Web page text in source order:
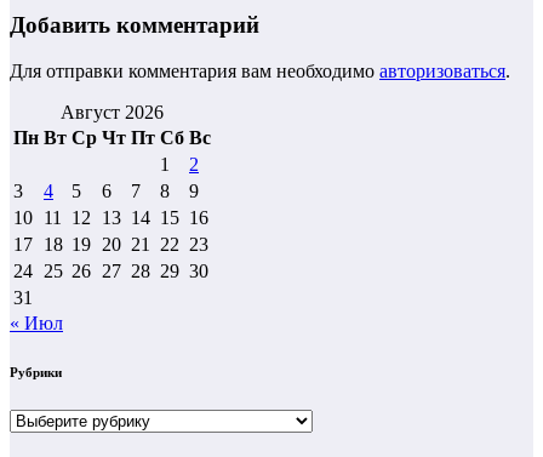
Добавить комментарий
Для отправки комментария вам необходимо авторизоваться.
Август 2026
Пн Вт Ср Чт Пт Сб Вс
1
2
3
4 5 6 7 8
9
10 11 12 13 14 15 16
17 18 19 20 21 22 23
24 25 26 27 28 29 30
31
« Июл
Рубрики
Рубрики